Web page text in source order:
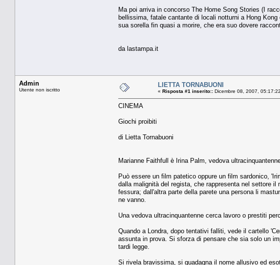
Ma poi arriva in concorso The Home Song Stories (I
bellissima, fatale cantante di locali notturni a Hong
sua sorella fin quasi a morire, che era suo dovere
da lastampa.it
Admin
Utente non iscritto
LIETTA TORNABUONI
« Risposta #1 inserito:: Dicembre 08, 2007,
CINEMA
Giochi proibiti
di Lietta Tornabuoni
Marianne Faithfull è Irina Palm, vedova
Può essere un film patetico oppure un film sardonico,
dalla malignità del regista, che rappresenta nel settore
fessura; dall'altra parte della parete una persona li
ne vanno.
Una vedova ultracinquantenne cerca lavoro o prestiti
Quando a Londra, dopo tentativi falliti, vede il cartello
assunta in prova. Si sforza di pensare che sia solo un
tardi legge.
Si rivela bravissima, si guadagna il nome allusivo ed